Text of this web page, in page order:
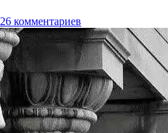
26 комментариев